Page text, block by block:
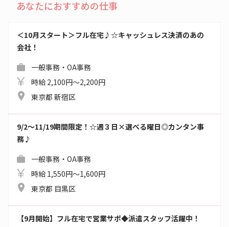
あなたにおすすめの仕事
＜10月スタート＞フル在宅♪☆キャッシュレス決済のあの
会社！
一般事務・OA事務
時給 2,100円～2,200円
東京都 新宿区
9/2～11/19期間限定！☆週３日×選べる曜日◎カンタン事
務♪
一般事務・OA事務
時給 1,550円～1,600円
東京都 目黒区
【9月開始】フル在宅で営業サポ◆派遣スタッフ活躍中！